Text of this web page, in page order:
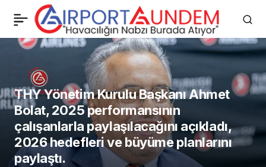
THY Yönetim Kurulu Başkanı Ahmet
Bolat, 2025 performansının
çalışanlarla paylaşılacağını açıkladı,
2026 hedefleri ve büyüme planlarını
paylaştı.
AJet’in Hava Muhalefeti
Nedeniyle 64 Seferi İptal
Edildi
0 Paylaş